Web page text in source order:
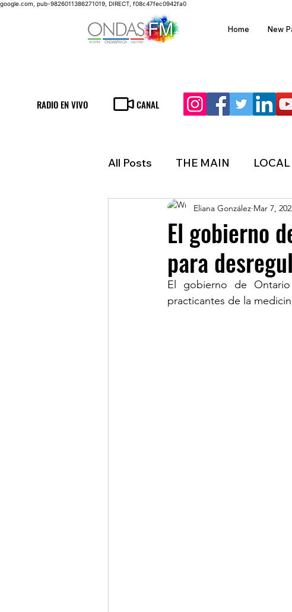
google.com, pub-9826011386271019, DIRECT, f08c47fec0942fa0
Home New
RADIO EN VIVO CANAL
All Posts THE MAIN LOCAL
LIFESTYLE FINANCE
INMIGRATION WEATHER
LINKS OF INTEREST
El gobierno
para
Eliana González Mar 7,
El gobierno de
practicantes de la